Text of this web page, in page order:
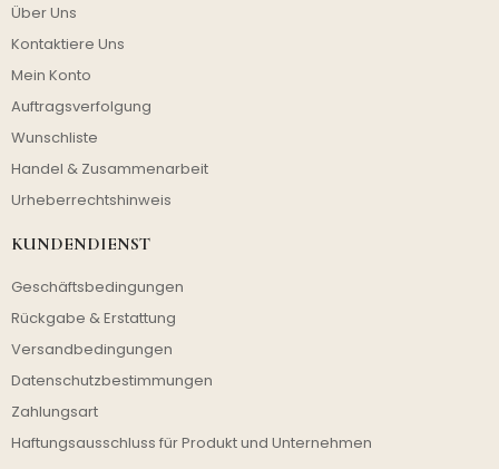
Über Uns
Kontaktiere Uns
Mein Konto
Auftragsverfolgung
Wunschliste
Handel & Zusammenarbeit
Urheberrechtshinweis
KUNDENDIENST
Geschäftsbedingungen
Rückgabe & Erstattung
Versandbedingungen
Datenschutzbestimmungen
Zahlungsart
Haftungsausschluss für Produkt und Unternehmen